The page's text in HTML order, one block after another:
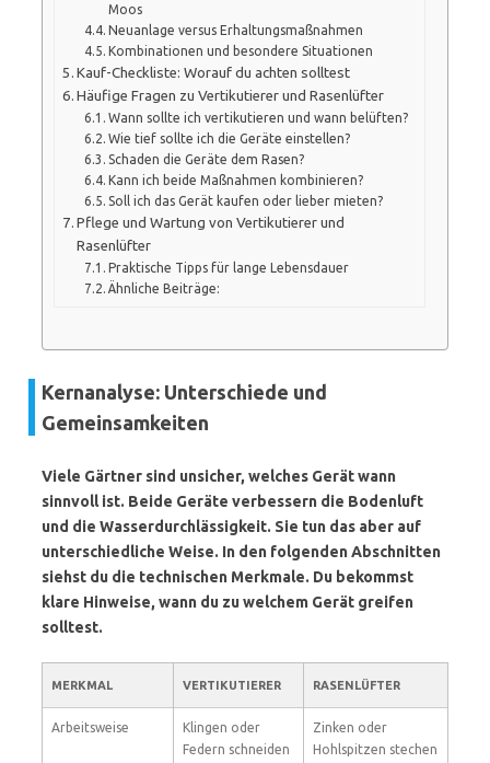
Moos
Neuanlage versus Erhaltungsmaßnahmen
Kombinationen und besondere Situationen
Kauf-Checkliste: Worauf du achten solltest
Häufige Fragen zu Vertikutierer und Rasenlüfter
Wann sollte ich vertikutieren und wann belüften?
Wie tief sollte ich die Geräte einstellen?
Schaden die Geräte dem Rasen?
Kann ich beide Maßnahmen kombinieren?
Soll ich das Gerät kaufen oder lieber mieten?
Pflege und Wartung von Vertikutierer und
Rasenlüfter
Praktische Tipps für lange Lebensdauer
Ähnliche Beiträge:
Kernanalyse: Unterschiede und
Gemeinsamkeiten
Viele Gärtner sind unsicher, welches Gerät wann
sinnvoll ist. Beide Geräte verbessern die Bodenluft
und die Wasserdurchlässigkeit. Sie tun das aber auf
unterschiedliche Weise. In den folgenden Abschnitten
siehst du die technischen Merkmale. Du bekommst
klare Hinweise, wann du zu welchem Gerät greifen
solltest.
MERKMAL VERTIKUTIERER RASENLÜFTER
Arbeitsweise
Klingen oder
Federn schneiden
Zinken oder
Hohlspitzen stechen